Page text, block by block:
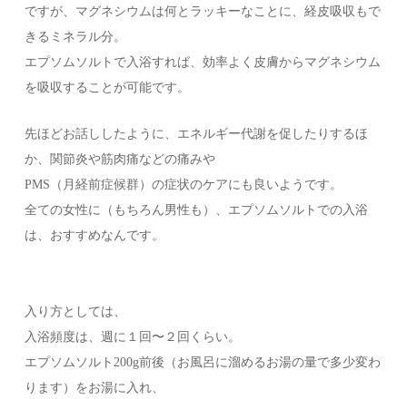
ですが、マグネシウムは何とラッキーなことに、経皮吸収もで
きるミネラル分。
エプソムソルトで入浴すれば、効率よく皮膚からマグネシウム
を吸収することが可能です。
先ほどお話ししたように、エネルギー代謝を促したりするほ
か、関節炎や筋肉痛などの痛みや
PMS（月経前症候群）の症状のケアにも良いようです。
全ての女性に（もちろん男性も）、エプソムソルトでの入浴
は、おすすめなんです。
入り方としては、
入浴頻度は、週に１回〜２回くらい。
エプソムソルト200g前後（お風呂に溜めるお湯の量で多少変わ
ります）をお湯に入れ、